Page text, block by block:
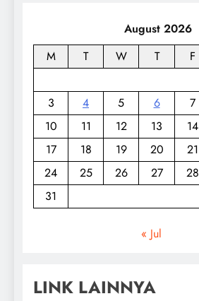
August 2026
M
T W T F
3
4 5 6 7
10
11 12 13 14
17
18 19 20 21
24
25 26 27 28
31
« Jul
LINK LAINNYA